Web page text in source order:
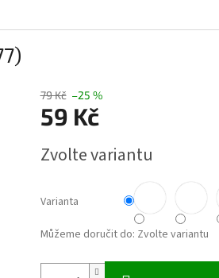
79 Kč –25 %
59 Kč
cena:
Zvolte variantu
Varianta
Můžeme doručit do: Zvolte variantu